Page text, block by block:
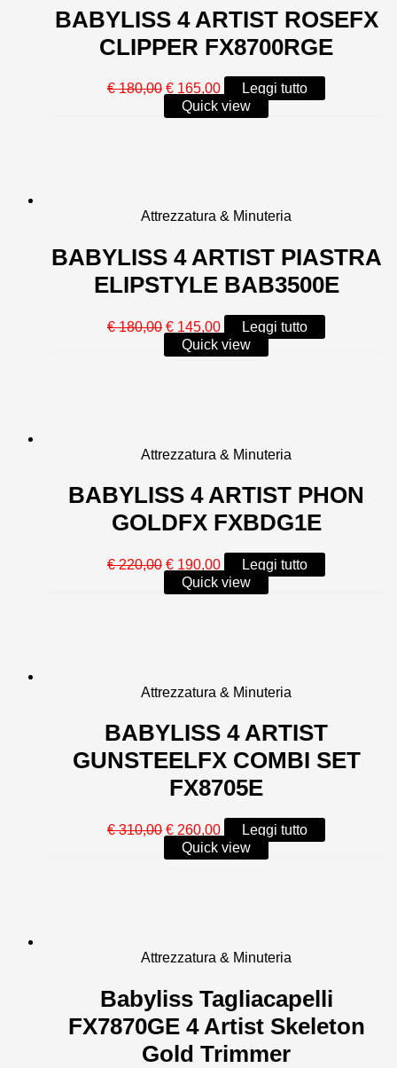
BABYLISS 4 ARTIST ROSEFX
CLIPPER FX8700RGE
€180,00 Il
prezzo
originale
€ 165,00Il
prezzo
attuale
Leggi tutto
Quick view
Attrezzatura & Minuteria
BABYLISS 4 ARTIST PIASTRA
ELIPSTYLE BAB3500E
€180,00 Il
prezzo
originale
€ 145,00Il
prezzo
attuale
Leggi tutto
Quick view
Attrezzatura & Minuteria
BABYLISS 4 ARTIST PHON
GOLDFX FXBDG1E
€220,00 Il
prezzo
originale
€ 190,00Il
prezzo
attuale
Leggi tutto
Quick view
Attrezzatura & Minuteria
BABYLISS 4 ARTIST
GUNSTEELFX COMBI SET
FX8705E
€310,00 Il
prezzo
originale
€ 260,00Il
prezzo
attuale
Leggi tutto
Quick view
Attrezzatura & Minuteria
Babyliss Tagliacapelli
FX7870GE 4 Artist Skeleton
Gold Trimmer